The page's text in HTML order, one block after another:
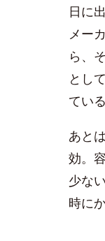
日に
メー
ら、
とし
てい
あと
効。
少な
時に